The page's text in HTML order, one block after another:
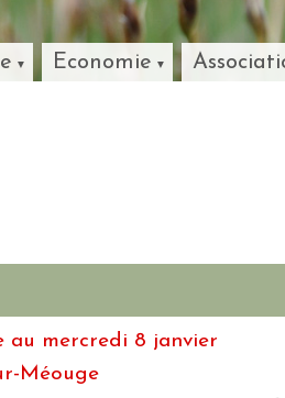
Economie
au mercredi 8 janvier
Méouge